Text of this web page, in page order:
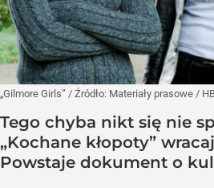
„Gilmore Girls” / Źródło: Materiały prasowe /
Tego chyba nikt się nie
„Kochane kłopoty”
Powstaje dokument o